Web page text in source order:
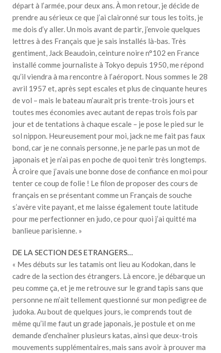
départ à l’armée, pour deux ans. À mon retour, je décide de
prendre au sérieux ce que j’ai claironné sur tous les toits, je
me dois d’y aller. Un mois avant de partir, j’envoie quelques
lettres à des Français que je sais installés là-bas. Très
gentiment, Jack Beaudoin, ceinture noire n°102 en France
installé comme journaliste à Tokyo depuis 1950, me répond
qu’il viendra à ma rencontre à l’aéroport. Nous sommes le 28
avril 1957 et, après sept escales et plus de cinquante heures
de vol – mais le bateau m’aurait pris trente-trois jours et
toutes mes économies avec autant de repas trois fois par
jour et de tentations à chaque escale – je pose le pied sur le
sol nippon. Heureusement pour moi, jack ne me fait pas faux
bond, car je ne connais personne, je ne parle pas un mot de
japonais et je n’ai pas en poche de quoi tenir très longtemps.
À croire que j’avais une bonne dose de confiance en moi pour
tenter ce coup de folie ! Le filon de proposer des cours de
français en se présentant comme un Français de souche
s’avère vite payant, et me laisse également toute latitude
pour me perfectionner en judo, ce pour quoi j’ai quitté ma
banlieue parisienne. »
DE LA SECTION DES ETRANGERS…
« Mes débuts sur les tatamis ont lieu au Kodokan, dans le
cadre de la section des étrangers. Là encore, je débarque un
peu comme ça, et je me retrouve sur le grand tapis sans que
personne ne m’ait tellement questionné sur mon pedigree de
judoka. Au bout de quelques jours, ie comprends tout de
même qu’il me faut un grade japonais, je postule et on me
demande d’enchaîner plusieurs katas, ainsi que deux-trois
mouvements supplémentaires, mais sans avoir à prouver ma